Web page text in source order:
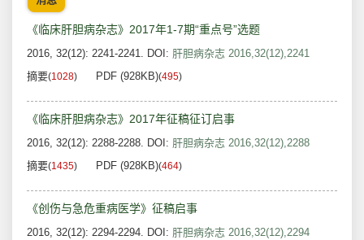
《临床肝胆病杂志》2017年1-7期“重点号”选题
2016, 32(12): 2241-2241. DOI: 肝胆病杂志 2016,32(12),2241
摘要(1028) PDF (928KB)(495)
《临床肝胆病杂志》2017年征稿征订启事
2016, 32(12): 2288-2288. DOI: 肝胆病杂志 2016,32(12),2288
摘要(1435) PDF (928KB)(464)
《创伤与急危重病医学》征稿启事
2016, 32(12): 2294-2294. DOI: 肝胆病杂志 2016,32(12),2294